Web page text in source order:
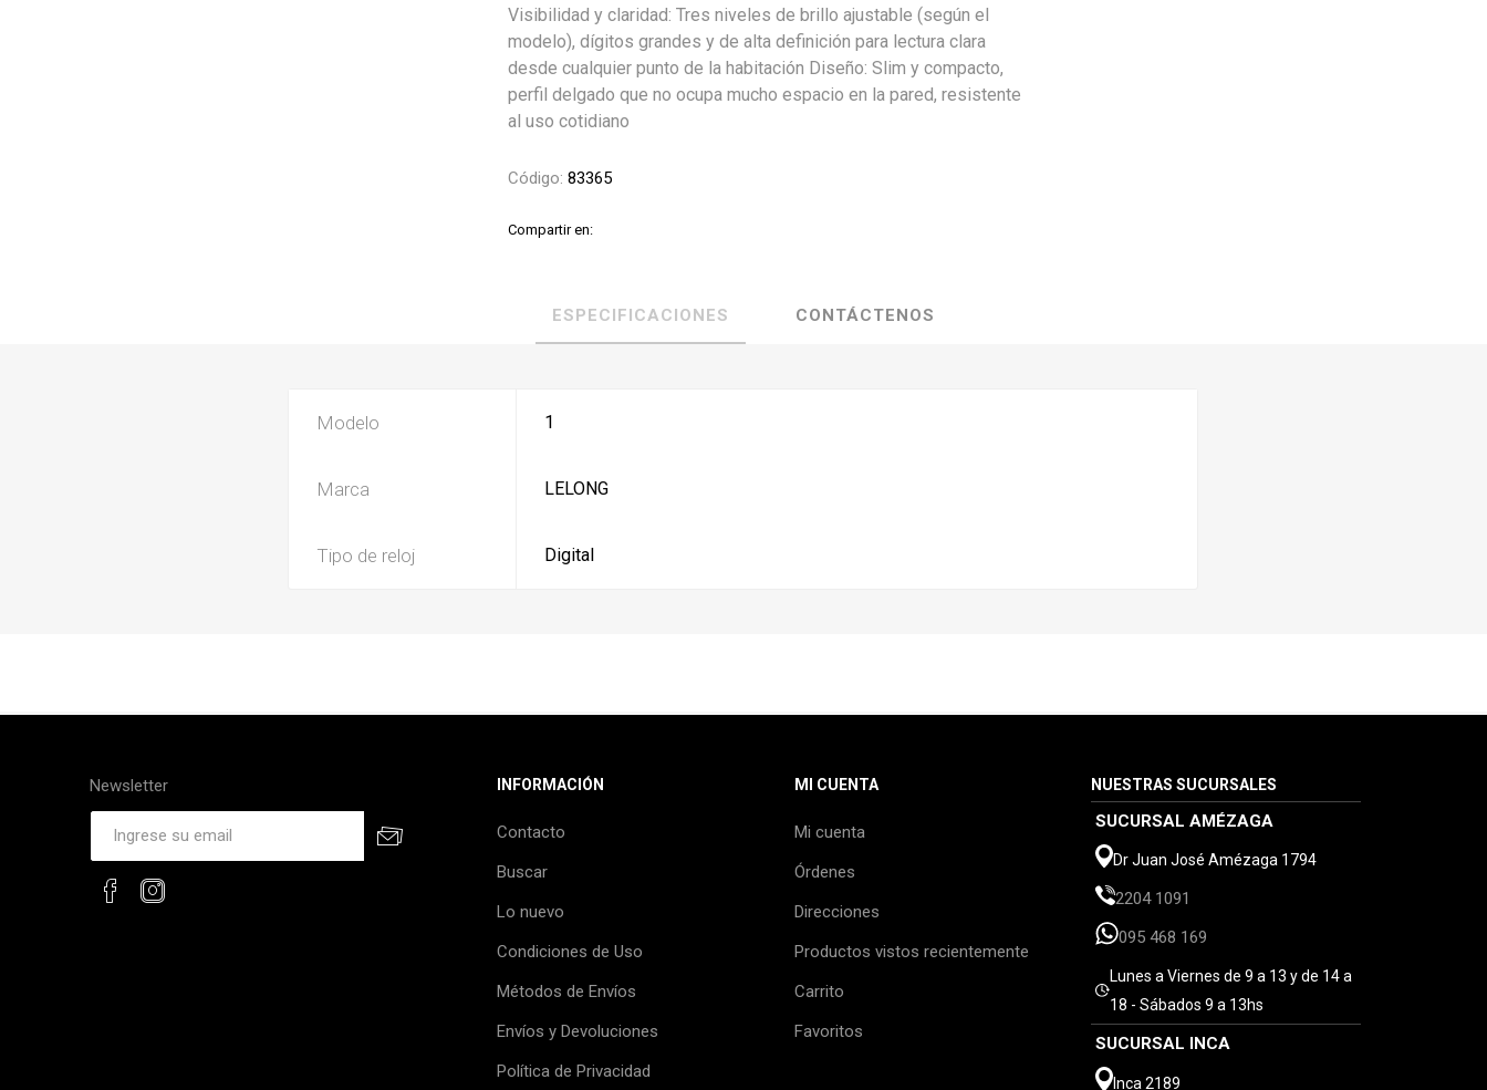
Visibilidad y claridad: Tres niveles de brillo ajustable (según el
modelo), dígitos grandes y de alta definición para lectura clara
desde cualquier punto de la habitación Diseño: Slim y compacto,
perfil delgado que no ocupa mucho espacio en la pared, resistente
al uso cotidiano
Código: 83365
Compartir en:
ESPECIFICACIONES CONTÁCTENOS
Modelo 1
Marca LELONG
Tipo de reloj Digital
Newsletter INFORMACIÓN
Contacto
Buscar
Lo nuevo
Condiciones de Uso
Métodos de Envíos
Envíos y Devoluciones
Política de Privacidad
MI CUENTA
Mi cuenta
Órdenes
Direcciones
Productos vistos recientemente
Carrito
Favoritos
NUESTRAS SUCURSALES
SUCURSAL AMÉZAGA
Dr Juan José Amézaga 1794
2204 1091
095 468 169
Lunes a Viernes de 9 a 13 y de 14 a
18 - Sábados 9 a 13hs
SUCURSAL INCA
Inca 2189